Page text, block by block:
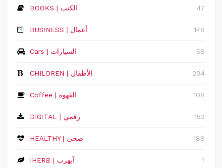
BOOKS | الكتب 47
‏BUSINESS | أعمال 148
Cars | السيارات 58
CHILDREN | الأطفال 294
Coffee | القهوة 108
DIGITAL | رقمي 153
HEALTHY | صحي 188
IHERB | آيهرب 1